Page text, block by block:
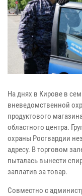
На днях в Кирове в
вневедомственной
продуктового
областного центра.
охраны Росгвардии
адресу. В торговом
пыталась вынести
заплатив за товар.
Совместно с